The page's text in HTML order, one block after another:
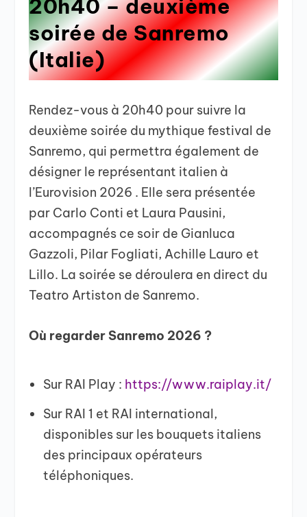
20h40 – deuxième
soirée de Sanremo
(Italie)
Rendez-vous à 20h40 pour suivre la
deuxième soirée du mythique festival de
Sanremo, qui permettra également de
désigner le représentant italien à
l’Eurovision 2026 . Elle sera présentée
par Carlo Conti et Laura Pausini,
accompagnés ce soir de Gianluca
Gazzoli, Pilar Fogliati, Achille Lauro et
Lillo. La soirée se déroulera en direct du
Teatro Artiston de Sanremo.
Où regarder Sanremo 2026 ?
Sur RAI Play : https://www.raiplay.it/
Sur RAI 1 et RAI international,
disponibles sur les bouquets italiens
des principaux opérateurs
téléphoniques.